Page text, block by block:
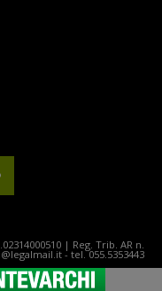
| Reg. Trib. AR n.
- tel. 055.5353443